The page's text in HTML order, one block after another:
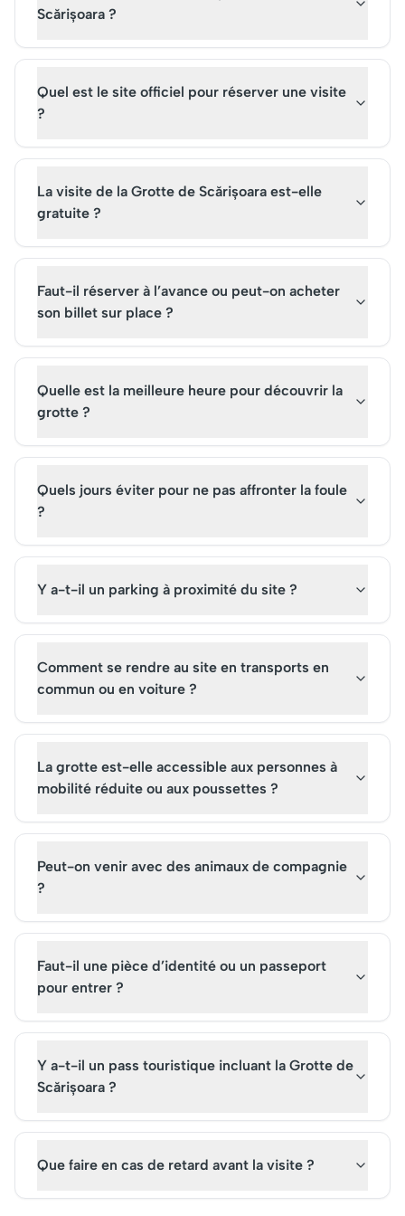
Scărișoara ?
Quel est le site officiel pour réserver une visite
?
La visite de la Grotte de Scărișoara est-elle
gratuite ?
Faut-il réserver à l’avance ou peut-on acheter
son billet sur place ?
Quelle est la meilleure heure pour découvrir la
grotte ?
Quels jours éviter pour ne pas affronter la foule
?
Y a-t-il un parking à proximité du site ?
Comment se rendre au site en transports en
commun ou en voiture ?
La grotte est-elle accessible aux personnes à
mobilité réduite ou aux poussettes ?
Peut-on venir avec des animaux de compagnie
?
Faut-il une pièce d’identité ou un passeport
pour entrer ?
Y a-t-il un pass touristique incluant la Grotte de
Scărișoara ?
Que faire en cas de retard avant la visite ?